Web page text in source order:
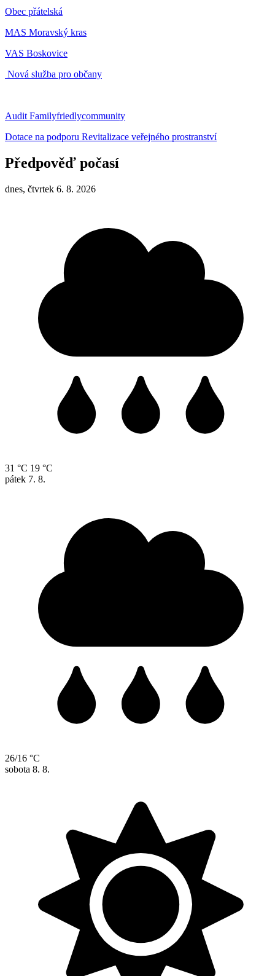
Obec přátelská
MAS Moravský kras
VAS Boskovice
Nová služba pro občany
Audit Familyfriedlycommunity
Dotace na podporu Revitalizace veřejného prostranství
Předpověď počasí
dnes, čtvrtek 6. 8. 2026
31 °C 19 °C
pátek 7. 8.
26/16 °C
sobota 8. 8.